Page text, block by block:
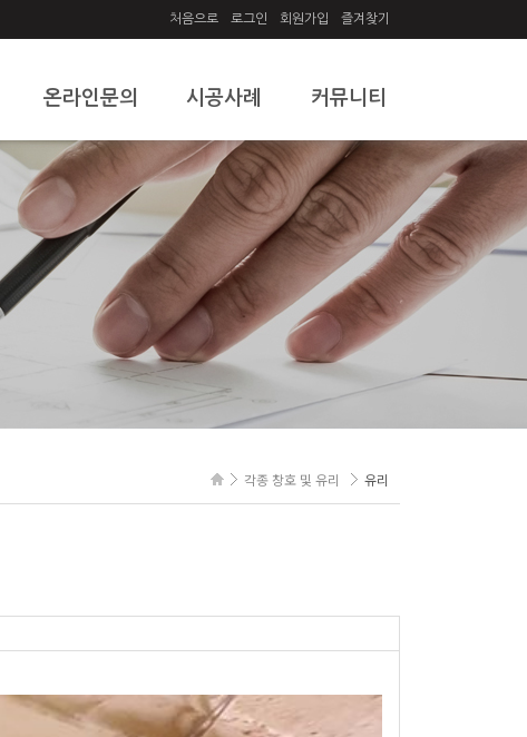
처음으로 로그인 회원가입 즐겨찾기
온라인문의
온라인문의
시공사례
시공사례
커뮤니티
공지사항
질문과답변
자유게시판
각종 창호 및 유리 유리